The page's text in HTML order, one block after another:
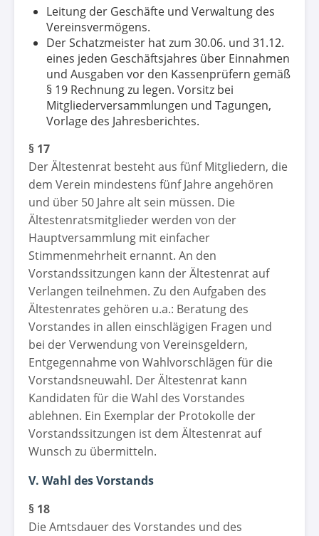
Leitung der Geschäfte und Verwaltung des
Vereinsvermögens.
Der Schatzmeister hat zum 30.06. und 31.12.
eines jeden Geschäftsjahres über Einnahmen
und Ausgaben vor den Kassenprüfern gemäß
§ 19 Rechnung zu legen. Vorsitz bei
Mitgliederversammlungen und Tagungen,
Vorlage des Jahresberichtes.
§ 17
Der Ältestenrat besteht aus fünf Mitgliedern, die
dem Verein mindestens fünf Jahre angehören
und über 50 Jahre alt sein müssen. Die
Ältestenratsmitglieder werden von der
Hauptversammlung mit einfacher
Stimmenmehrheit ernannt. An den
Vorstandssitzungen kann der Ältestenrat auf
Verlangen teilnehmen. Zu den Aufgaben des
Ältestenrates gehören u.a.: Beratung des
Vorstandes in allen einschlägigen Fragen und
bei der Verwendung von Vereinsgeldern,
Entgegennahme von Wahlvorschlägen für die
Vorstandsneuwahl. Der Ältestenrat kann
Kandidaten für die Wahl des Vorstandes
ablehnen. Ein Exemplar der Protokolle der
Vorstandssitzungen ist dem Ältestenrat auf
Wunsch zu übermitteln.
V. Wahl des Vorstands
§ 18
Die Amtsdauer des Vorstandes und des